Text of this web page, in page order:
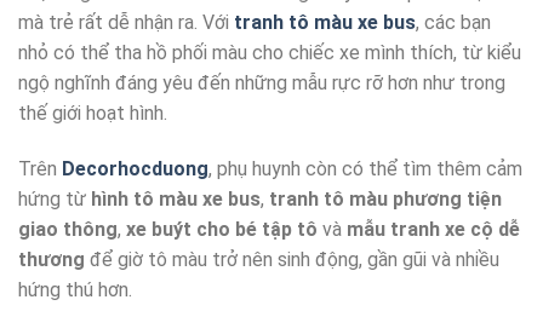
mà trẻ rất dễ nhận ra. Với tranh tô màu xe bus, các bạn
nhỏ có thể tha hồ phối màu cho chiếc xe mình thích, từ kiểu
ngộ nghĩnh đáng yêu đến những mẫu rực rỡ hơn như trong
thế giới hoạt hình.
Trên Decorhocduong, phụ huynh còn có thể tìm thêm cảm
hứng từ hình tô màu xe bus, tranh tô màu phương tiện
giao thông, xe buýt cho bé tập tô và mẫu tranh xe cộ dễ
thương để giờ tô màu trở nên sinh động, gần gũi và nhiều
hứng thú hơn.